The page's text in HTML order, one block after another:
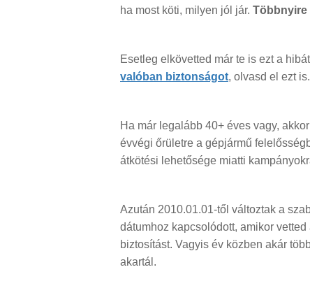
ha most köti, milyen jól jár. Többnyire
Esetleg elkövetted már te is ezt a
valóban biztonságot, olvasd el ezt is.
Ha már legalább 40+ éves vagy,
évvégi őrületre a gépjármű
átkötési lehetősége miatti
Azután 2010.01.01-től változtak a
dátumhoz kapcsolódott, amikor
biztosítást. Vagyis év közben akár
akartál.